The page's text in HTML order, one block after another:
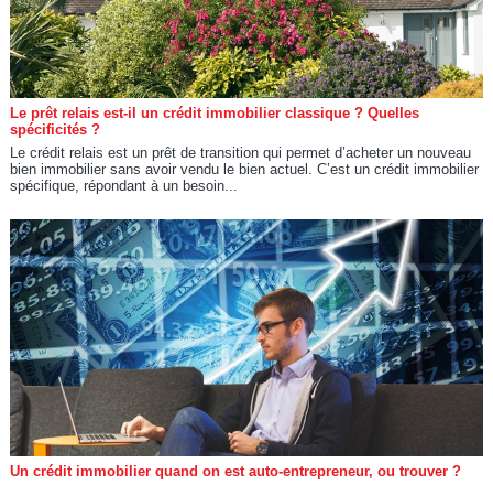
Le prêt relais est-il un crédit immobilier classique ? Quelles
spécificités ?
Le crédit relais est un prêt de transition qui permet d’acheter un nouveau
bien immobilier sans avoir vendu le bien actuel. C’est un crédit immobilier
spécifique, répondant à un besoin...
Un crédit immobilier quand on est auto-entrepreneur, ou trouver ?